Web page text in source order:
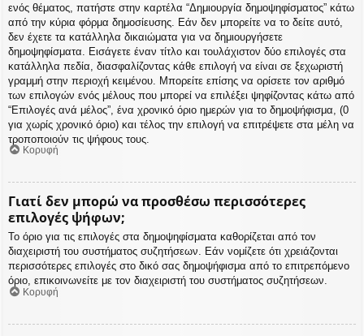
ενός θέματος, πατήστε στην καρτέλα “Δημιουργία δημοψηφίσματος” κάτω
από την κύρια φόρμα δημοσίευσης. Εάν δεν μπορείτε να το δείτε αυτό,
δεν έχετε τα κατάλληλα δικαιώματα για να δημιουργήσετε
δημοψηφίσματα. Εισάγετε έναν τίτλο και τουλάχιστον δύο επιλογές στα
κατάλληλα πεδία, διασφαλίζοντας κάθε επιλογή να είναι σε ξεχωριστή
γραμμή στην περιοχή κειμένου. Μπορείτε επίσης να ορίσετε τον αριθμό
των επιλογών ενός μέλους που μπορεί να επιλέξει ψηφίζοντας κάτω από
“Επιλογές ανά μέλος”, ένα χρονικό όριο ημερών για το δημοψήφισμα, (0
για χωρίς χρονικό όριο) και τέλος την επιλογή να επιτρέψετε στα μέλη να
τροποποιούν τις ψήφους τους.
Κορυφή
Γιατί δεν μπορώ να προσθέσω περισσότερες
επιλογές ψήφων;
Το όριο για τις επιλογές στα δημοψηφίσματα καθορίζεται από τον
διαχειριστή του συστήματος συζητήσεων. Εάν νομίζετε ότι χρειάζονται
περισσότερες επιλογές στο δικό σας δημοψήφισμα από το επιτρεπόμενο
όριο, επικοινωνείτε με τον διαχειριστή του συστήματος συζητήσεων.
Κορυφή